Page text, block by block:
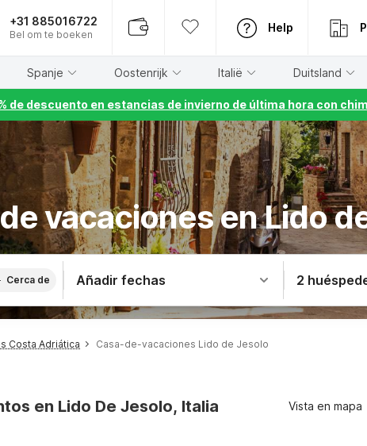
+31 885016722
Bel om te boeken
Help
Spanje Oostenrijk Italië Duitsland
de descuento en estancias de invierno de última hora con
vacaciones en Lido
Cerca de Añadir fechas 2
Costa Adriática Casa-de-vacaciones Lido de Jesolo
en Lido De Jesolo, Italia Vista en mapa